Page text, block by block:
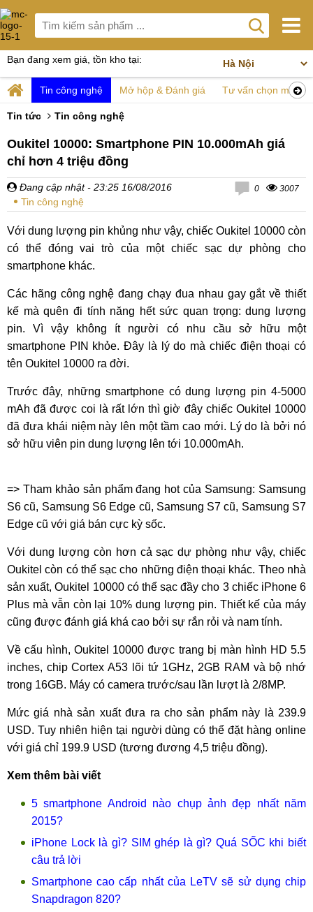
Bạn đang xem giá, tồn kho tại:
Tin công nghệ Mở hộp & Đánh giá Tư vấn chọn mua
Tin tức Tin công nghệ
Oukitel 10000: Smartphone PIN 10.000mAh giá
chỉ hơn 4 triệu đồng
Đang cập nhật - 23:25 16/08/2016
Tin công nghệ
0 3007
Với dung lượng pin khủng như vậy, chiếc Oukitel 10000 còn
có thể đóng vai trò của một chiếc sạc dự phòng cho
smartphone khác.
Các hãng công nghệ đang chạy đua nhau gay gắt về thiết
kế mà quên đi tính năng hết sức quan trọng: dung lượng
pin. Vì vậy không ít người có nhu cầu sở hữu một
smartphone PIN khỏe. Đây là lý do mà chiếc điện thoại có
tên Oukitel 10000 ra đời.
Trước đây, những smartphone có dung lượng pin 4-5000
mAh đã được coi là rất lớn thì giờ đây chiếc Oukitel 10000
đã đưa khái niệm này lên một tầm cao mới. Lý do là bởi nó
sở hữu viên pin dung lượng lên tới 10.000mAh.
=> Tham khảo sản phẩm đang hot của Samsung: Samsung
S6 cũ, Samsung S6 Edge cũ, Samsung S7 cũ, Samsung S7
Edge cũ với giá bán cực kỳ sốc.
Với dung lượng còn hơn cả sạc dự phòng như vậy, chiếc
Oukitel còn có thể sạc cho những điện thoại khác. Theo nhà
sản xuất, Oukitel 10000 có thể sạc đầy cho 3 chiếc iPhone 6
Plus mà vẫn còn lại 10% dung lượng pin. Thiết kế của máy
cũng được đánh giá khá cao bởi sự rắn rỏi và nam tính.
Về cấu hình, Oukitel 10000 được trang bị màn hình HD 5.5
inches, chip Cortex A53 lõi tứ 1GHz, 2GB RAM và bộ nhớ
trong 16GB. Máy có camera trước/sau lần lượt là 2/8MP.
Mức giá nhà sản xuất đưa ra cho sản phẩm này là 239.9
USD. Tuy nhiên hiện tại người dùng có thể đặt hàng online
với giá chỉ 199.9 USD (tương đương 4,5 triệu đồng).
Xem thêm bài viết
5 smartphone Android nào chụp ảnh đẹp nhất năm
2015?
iPhone Lock là gì? SIM ghép là gì? Quá SỐC khi biết
câu trả lời
Smartphone cao cấp nhất của LeTV sẽ sử dụng chip
Snapdragon 820?